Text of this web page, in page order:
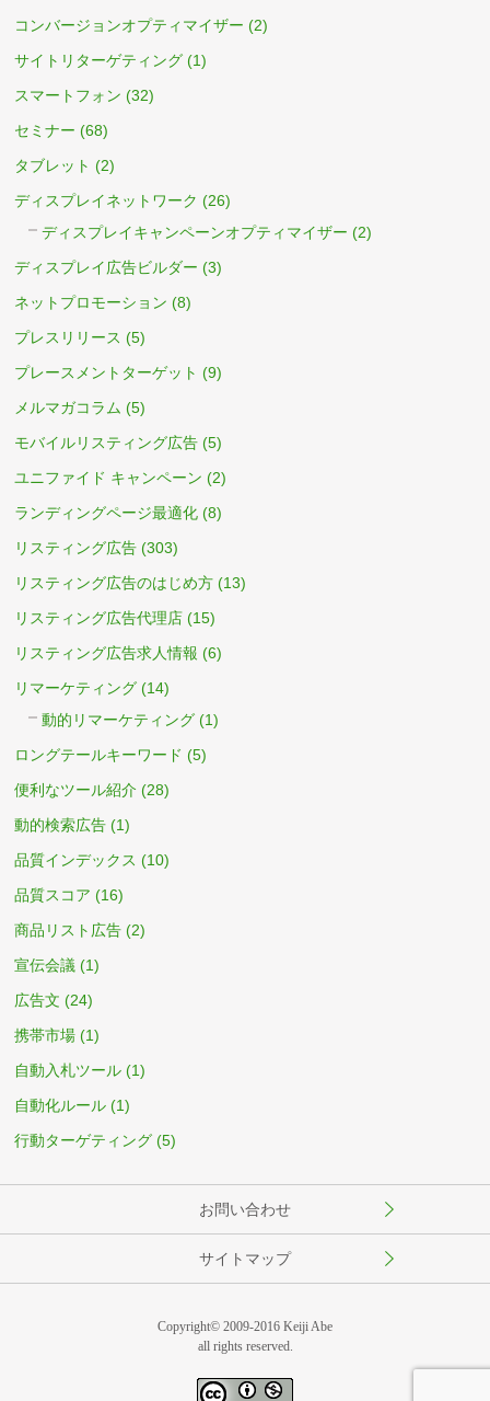
コンバージョンオプティマイザー (2)
サイトリターゲティング (1)
スマートフォン (32)
セミナー (68)
タブレット (2)
ディスプレイネットワーク (26)
ディスプレイキャンペーンオプティマイザー (2)
ディスプレイ広告ビルダー (3)
ネットプロモーション (8)
プレスリリース (5)
プレースメントターゲット (9)
メルマガコラム (5)
モバイルリスティング広告 (5)
ユニファイド キャンペーン (2)
ランディングページ最適化 (8)
リスティング広告 (303)
リスティング広告のはじめ方 (13)
リスティング広告代理店 (15)
リスティング広告求人情報 (6)
リマーケティング (14)
動的リマーケティング (1)
ロングテールキーワード (5)
便利なツール紹介 (28)
動的検索広告 (1)
品質インデックス (10)
品質スコア (16)
商品リスト広告 (2)
宣伝会議 (1)
広告文 (24)
携帯市場 (1)
自動入札ツール (1)
自動化ルール (1)
行動ターゲティング (5)
お問い合わせ
サイトマップ
Copyright© 2009-2016 Keiji Abe
all rights reserved.